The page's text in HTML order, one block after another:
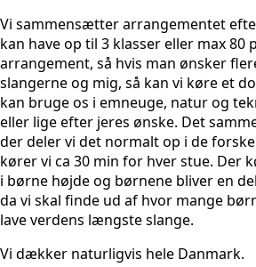
Vi sammensætter arrangementet
kan have op til 3 klasser eller max 80
arrangement, så hvis man ønsker
slangerne og mig, så kan vi køre et
kan bruge os i emneuge, natur og
eller lige efter jeres ønske. Det
der deler vi det normalt op i de
kører vi ca 30 min for hver stue. Der
i børne højde og børnene bliver en
da vi skal finde ud af hvor mange
lave verdens længste slange.
Vi dækker naturligvis hele Danmark.